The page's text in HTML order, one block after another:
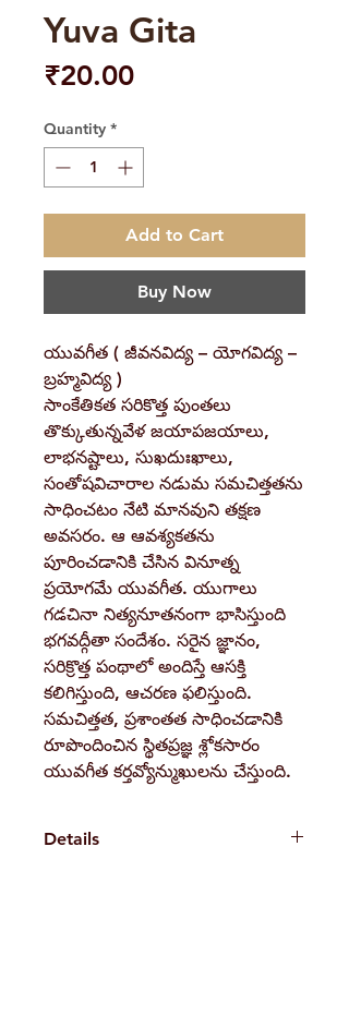
Yuva Gita
₹20.00Price
Quantity *
Add to Cart
Buy Now
యువగీత ( జీవనవిద్య – యోగవిద్య –
బ్రహ్మవిద్య )
సాంకేతికత సరికొత్త పుంతలు
తొక్కుతున్నవేళ జయాపజయాలు,
లాభనష్టాలు, సుఖదుఃఖాలు,
సంతోషవిచారాల నడుమ సమచిత్తతను
సాధించటం నేటి మానవుని తక్షణ
అవసరం. ఆ ఆవశ్యకతను
పూరించడానికి చేసిన వినూత్న
ప్రయోగమే యువగీత. యుగాలు
గడచినా నిత్యనూతనంగా భాసిస్తుంది
భగవద్గీతా సందేశం. సరైన జ్ఞానం,
సరిక్రొత్త పంథాలో అందిస్తే ఆసక్తి
కలిగిస్తుంది, ఆచరణ ఫలిస్తుంది.
సమచిత్తత, ప్రశాంతత సాధించడానికి
రూపొందించిన స్థితప్రజ్ఞ శ్లోకసారం
యువగీత కర్తవ్యోన్ముఖులను చేస్తుంది.
Details